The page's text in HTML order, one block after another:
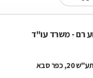
רם - משרד עו"ד
20, כפר סבא